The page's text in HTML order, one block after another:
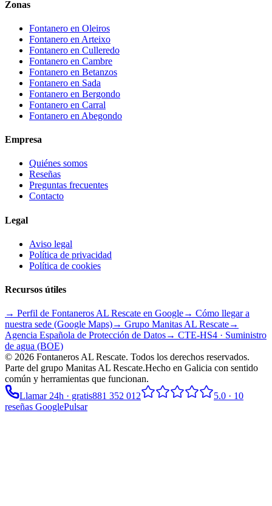
Zonas
Fontanero en Oleiros
Fontanero en Arteixo
Fontanero en Culleredo
Fontanero en Cambre
Fontanero en Betanzos
Fontanero en Sada
Fontanero en Bergondo
Fontanero en Carral
Fontanero en Abegondo
Empresa
Quiénes somos
Reseñas
Preguntas frecuentes
Contacto
Legal
Aviso legal
Política de privacidad
Política de cookies
Recursos útiles
→ Perfil de Fontaneros AL Rescate en Google→ Cómo llegar a
nuestra sede (Google Maps)→ Grupo Manitas AL Rescate→
Agencia Española de Protección de Datos→ CTE-HS4 · Suministro
de agua (BOE)
© 2026 Fontaneros AL Rescate. Todos los derechos reservados.
Parte del grupo Manitas AL Rescate.Hecho en Galicia con sentido
común y herramientas que funcionan.
Llamar 24h · gratis881 352 012 5.0 · 10
reseñas GooglePulsar